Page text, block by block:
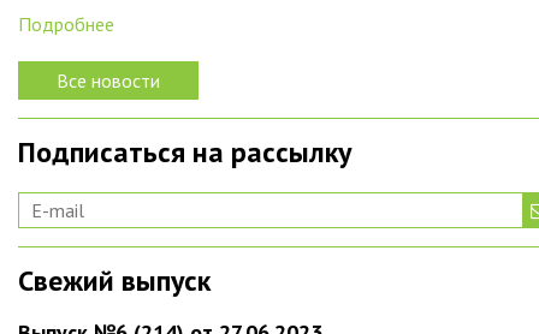
Подробнее
Все новости
Подписаться на рассылку
Свежий выпуск